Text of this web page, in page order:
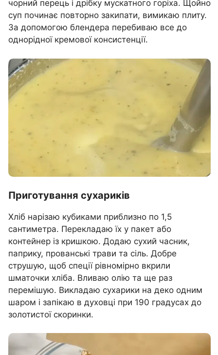
чорний перець і дрібку мускатного горіха. Щойно
суп починає повторно закипати, вимикаю плиту.
За допомогою блендера перебиваю все до
однорідної кремової консистенції.
Приготування сухариків
Хліб нарізаю кубиками приблизно по 1,5
сантиметра. Перекладаю їх у пакет або
контейнер із кришкою. Додаю сухий часник,
паприку, прованські трави та сіль. Добре
струшую, щоб спеції рівномірно вкрили
шматочки хліба. Вливаю олію та ще раз
перемішую. Викладаю сухарики на деко одним
шаром і запікаю в духовці при 190 градусах до
золотистої скоринки.